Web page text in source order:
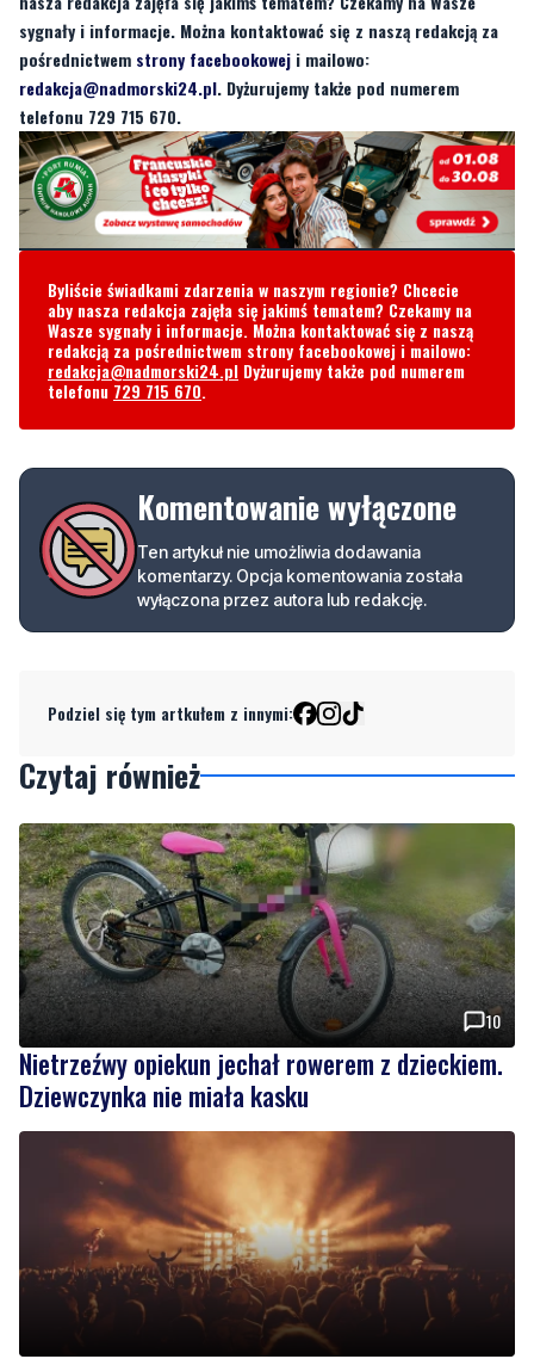
telefonu 729 715 670.
Byliście świadkami zdarzenia w naszym regionie? Chcecie
aby nasza redakcja zajęła się jakimś tematem? Czekamy na
Wasze sygnały i informacje. Można kontaktować się z naszą
redakcja@nadmorski24.plDyżurujemy także pod numerem
telefonu729 715 670.
Komentowanie wyłączone
Ten artykuł nie umożliwia dodawania
wyłączona przez autora lub redakcję.
Podziel się tym artkułem z innymi:
10
Nietrzeźwy opiekun jechał rowerem z dzieckiem.
Dziewczynka nie miała kasku
Weekend pełen atrakcji w powiecie słupskim.
Sprawdź, co zaplanowano